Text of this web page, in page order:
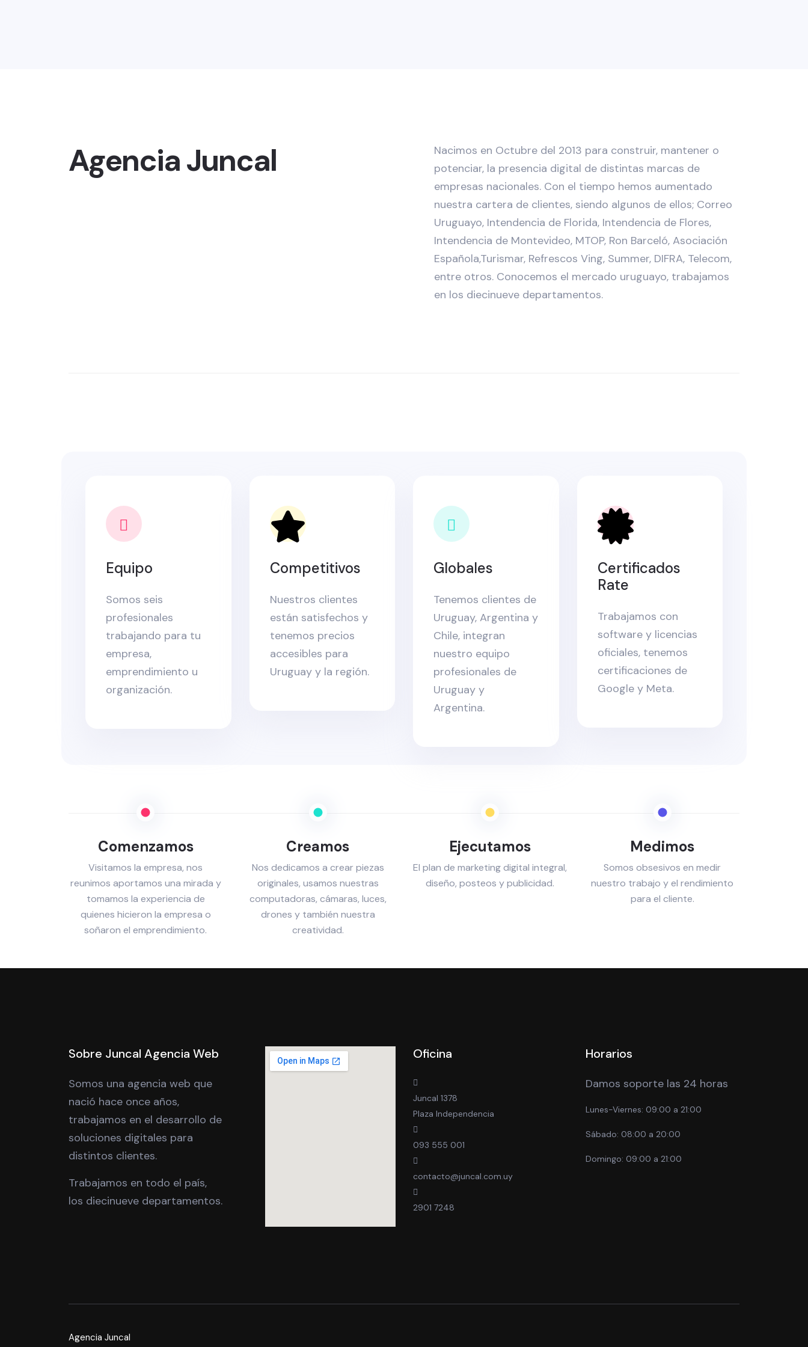
Agencia Juncal
Nacimos en Octubre del 2013 para construir, mantener o
potenciar, la presencia digital de distintas marcas de
empresas nacionales. Con el tiempo hemos aumentado
nuestra cartera de clientes, siendo algunos de ellos; Correo
Uruguayo, Intendencia de Florida, Intendencia de Flores,
Intendencia de Montevideo, MTOP, Ron Barceló, Asociación
Española,Turismar, Refrescos Ving, Summer, DIFRA, Telecom,
entre otros. Conocemos el mercado uruguayo, trabajamos
en los diecinueve departamentos.
Equipo
Somos seis
profesionales
trabajando para tu
empresa,
emprendimiento u
organización.
Competitivos
Nuestros clientes
están satisfechos y
tenemos precios
accesibles para
Uruguay y la región.
Globales
Tenemos clientes de
Uruguay, Argentina y
Chile, integran
nuestro equipo
profesionales de
Uruguay y
Argentina.
Certificados
Rate
Trabajamos con
software y licencias
oficiales, tenemos
certificaciones de
Google y Meta.
Comenzamos
Visitamos la empresa, nos
reunimos aportamos una mirada y
tomamos la experiencia de
quienes hicieron la empresa o
soñaron el emprendimiento.
Creamos
Nos dedicamos a crear piezas
originales, usamos nuestras
computadoras, cámaras, luces,
drones y también nuestra
creatividad.
Ejecutamos
El plan de marketing digital integral,
diseño, posteos y publicidad.
Medimos
Somos obsesivos en medir
nuestro trabajo y el rendimiento
para el cliente.
Sobre Juncal Agencia Web
Somos una agencia web que
nació hace once años,
trabajamos en el desarrollo de
soluciones digitales para
distintos clientes.
Trabajamos en todo el país,
los diecinueve departamentos.
Oficina
Juncal 1378
Plaza Independencia
093 555 001
contacto@juncal.com.uy
2901 7248
Horarios
Damos soporte las 24 horas
Lunes-Viernes: 09:00 a 21:00
Sábado: 08:00 a 20:00
Domingo: 09:00 a 21:00
Agencia Juncal